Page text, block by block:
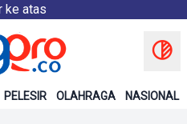
ke atas
PELESIR OLAHRAGA NASIONAL